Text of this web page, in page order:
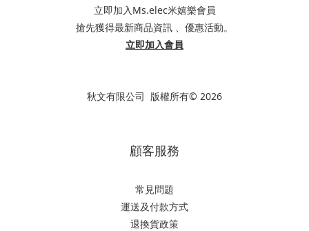
立即加入Ms.elec米嬉樂會員
搶先獲得最新商品資訊 、優惠活動。
立即加入會員
秋文有限公司 版權所有© 2026
顧客服務
常見問題
運送及付款方式
退換貨政策